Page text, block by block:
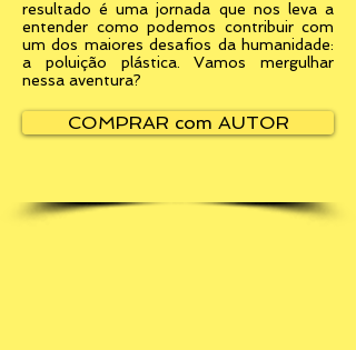
resultado é uma jornada que nos leva a
entender como podemos contribuir com
um dos maiores desafios da humanidade:
a poluição plástica. Vamos mergulhar
nessa aventura?
COMPRAR com AUTOR